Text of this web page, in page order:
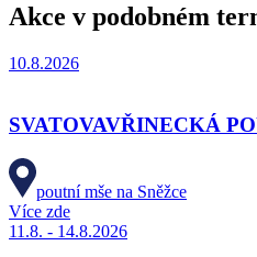
Akce v podobném
10.8.2026
SVATOVAVŘINECKÁ
poutní mše na Sněžce
Více zde
11.8. - 14.8.2026